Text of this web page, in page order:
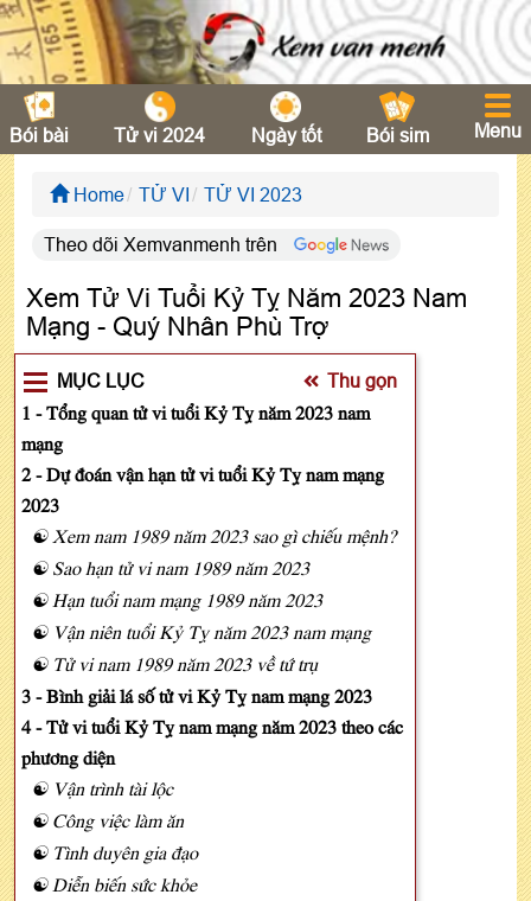
Bói bài Tử vi 2024 Ngày tốt Bói sim Menu
Home TỬ VI TỬ VI 2023
Theo dõi Xemvanmenh trên
Xem Tử Vi Tuổi Kỷ Tỵ Năm 2023 Nam
Mạng - Quý Nhân Phù Trợ
MỤC LỤC Thu gọn
1 - Tổng quan tử vi tuổi Kỷ Tỵ năm 2023 nam
mạng
2 - Dự đoán vận hạn tử vi tuổi Kỷ Tỵ nam mạng
2023
☯ Xem nam 1989 năm 2023 sao gì chiếu mệnh?
☯ Sao hạn tử vi nam 1989 năm 2023
☯ Hạn tuổi nam mạng 1989 năm 2023
☯ Vận niên tuổi Kỷ Tỵ năm 2023 nam mạng
☯ Tử vi nam 1989 năm 2023 về tứ trụ
3 - Bình giải lá số tử vi Kỷ Tỵ nam mạng 2023
4 - Tử vi tuổi Kỷ Tỵ nam mạng năm 2023 theo các
phương diện
☯ Vận trình tài lộc
☯ Công việc làm ăn
☯ Tình duyên gia đạo
☯ Diễn biến sức khỏe